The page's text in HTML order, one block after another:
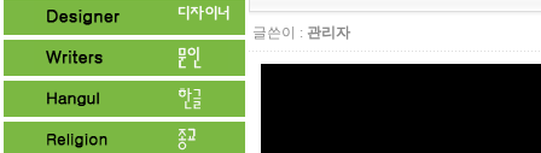
글쓴이 : 관리자